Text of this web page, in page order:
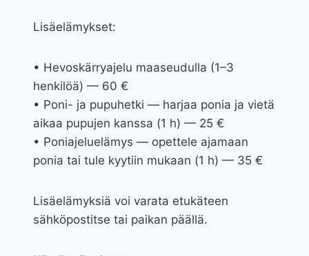
Lisäelämykset:
• Hevoskärryajelu maaseudulla (1–3
henkilöä) — 60 €
• Poni- ja pupuhetki — harjaa ponia ja vietä
aikaa pupujen kanssa (1 h) — 25 €
• Poniajeluelämys — opettele ajamaan
ponia tai tule kyytiin mukaan (1 h) — 35 €
Lisäelämyksiä voi varata etukäteen
sähköpostitse tai paikan päällä.